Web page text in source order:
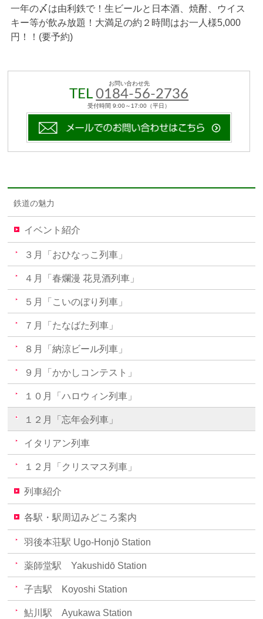
一年の〆は由利鉄で！生ビールと日本酒、焼酎、ウイス
キー等が飲み放題！大満足の約２時間はお一人様5,000
円！！(要予約)
お問い合わせ先
TEL0184-56-2736
受付時間 9:00～17:00（平日）
鉄道の魅力
イベント紹介
３月「おひなっこ列車」
４月「春爛漫 花見酒列車」
５月「こいのぼり列車」
７月「たなばた列車」
８月「納涼ビール列車」
９月「かかしコンテスト」
１０月「ハロウィン列車」
１２月「忘年会列車」
イタリアン列車
１２月「クリスマス列車」
列車紹介
各駅・駅周辺みどころ案内
羽後本荘駅 Ugo-Honjō Station
薬師堂駅 Yakushidō Station
子吉駅 Koyoshi Station
鮎川駅 Ayukawa Station